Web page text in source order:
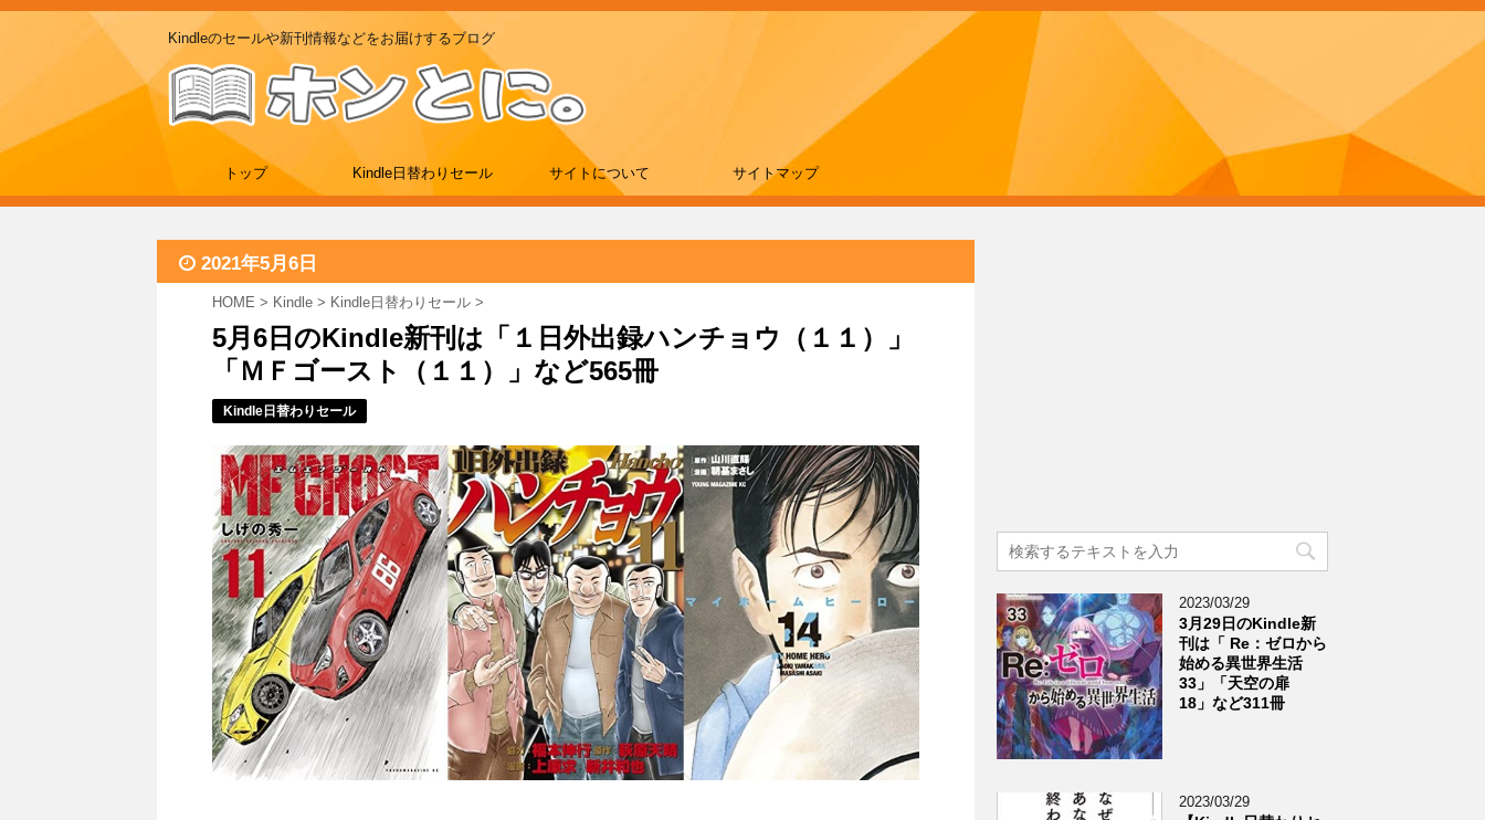
Kindleのセールや新刊情報などをお届けするブログ
トップ Kindle日替わりセール サイトについて サイトマップ
2021年5月6日
HOME > Kindle > Kindle日替わりセール >
5月6日のKindle新刊は「１日外出録ハンチョウ（１１）」
「ＭＦゴースト（１１）」など565冊
Kindle日替わりセール
2023/03/29
3月29日のKindle新
刊は「 Re：ゼロから
始める異世界生活
33」「天空の扉
18」など311冊
2023/03/29